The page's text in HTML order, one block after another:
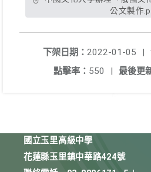
公文製作
下架日期： 2022-01-05
|
最後更
點擊率： 550 |
國立玉里高級中學
花蓮縣玉里鎮中華路424號